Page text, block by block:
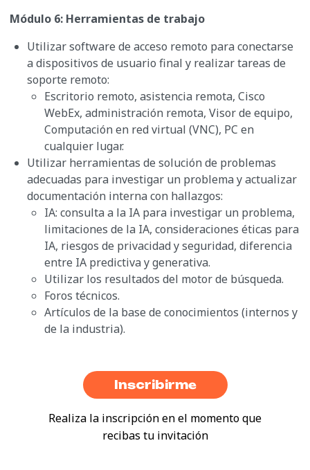
Módulo 6: Herramientas de trabajo
Utilizar software de acceso remoto para conectarse
a dispositivos de usuario final y realizar tareas de
soporte remoto:
Escritorio remoto, asistencia remota, Cisco
WebEx, administración remota, Visor de equipo,
Computación en red virtual (VNC), PC en
cualquier lugar.
Utilizar herramientas de solución de problemas
adecuadas para investigar un problema y actualizar
documentación interna con hallazgos:
IA: consulta a la IA para investigar un problema,
limitaciones de la IA, consideraciones éticas para
IA, riesgos de privacidad y seguridad, diferencia
entre IA predictiva y generativa.
Utilizar los resultados del motor de búsqueda.
Foros técnicos.
Artículos de la base de conocimientos (internos y
de la industria).
Inscribirme
Realiza la inscripción en el momento que
recibas tu invitación